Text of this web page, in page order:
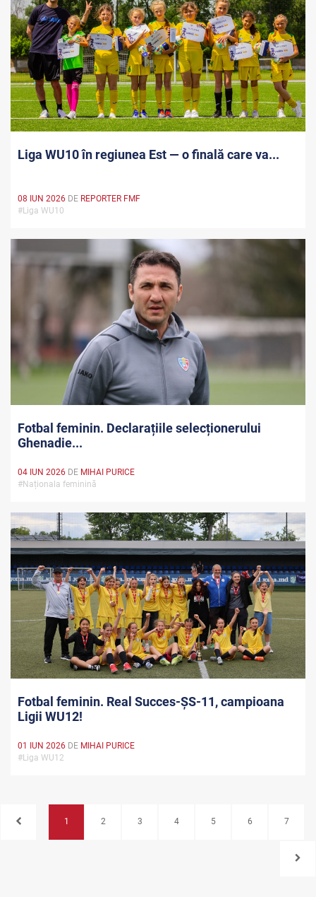
Liga WU10 în regiunea Est — o finală care va...
08 IUN 2026 DE REPORTER FMF
#Liga WU10
Fotbal feminin. Declarațiile selecționerului
Ghenadie...
04 IUN 2026 DE MIHAI PURICE
#Naționala feminină
Fotbal feminin. Real Succes-ȘS-11, campioana
Ligii WU12!
01 IUN 2026 DE MIHAI PURICE
#Liga WU12
1 2 3 4 5 6 7